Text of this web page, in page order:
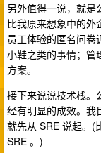
另外值得一说，就是
比我原来想象中的外
员工体验的匿名问
小鞋之类的事情；管
方案。
接下来说说技术栈。
经有明显的成效。我
就先从 SRE 说起。(
SRE 。)